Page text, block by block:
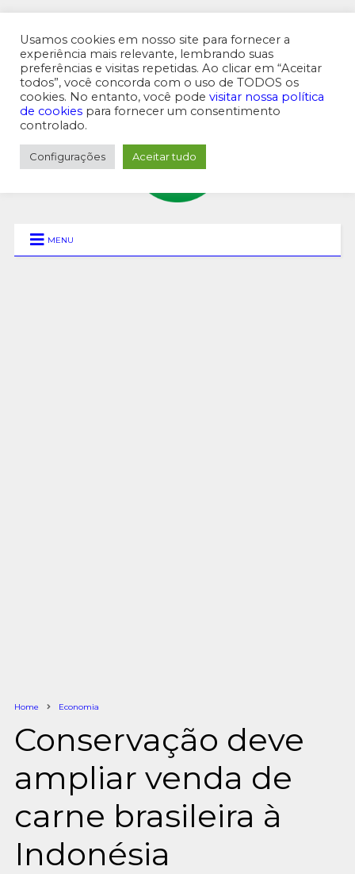
MENU SUPERIOR
MENU
Home Economia
Conservação deve
ampliar venda de
carne brasileira à
Indonésia
Usamos cookies em nosso site para fornecer a
experiência mais relevante, lembrando suas
preferências e visitas repetidas. Ao clicar em “Aceitar
todos”, você concorda com o uso de TODOS os
cookies. No entanto, você pode visitar nossa política
de cookies para fornecer um consentimento
controlado.
Configurações Aceitar tudo